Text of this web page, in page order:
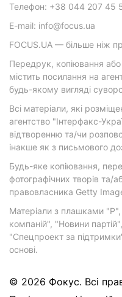
Телефон: +38 044 207 45
E-mail: info@focus.ua
FOCUS.UA — більше ніж
Передрук, копіювання або
містить посилання на
будь-якому вигляді
Всі матеріали, які
агентство "Інтерфакс-
відтворенню та/чи
інакше як з письмового
Будь-яке копіювання,
фотографічних творів та/
правовласника Getty
Матеріали з плашками
компаній", "Новини
"Спецпроект за
основі.
© 2026 Фокус. Всі